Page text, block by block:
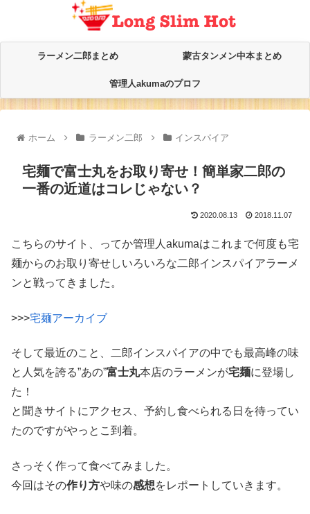
ラーメン二郎まとめ 蒙古タンメン中本まとめ
管理人akumaのプロフ
ホーム ラーメン二郎 インスパイア
宅麺で富士丸をお取り寄せ！簡単家二郎の
一番の近道はコレじゃない？
2020.08.13 2018.11.07
こちらのサイト、ってか管理人akumaはこれまで何度も宅
麺からのお取り寄せしいろいろな二郎インスパイアラーメ
ンと戦ってきました。
>>>宅麺アーカイブ
そして最近のこと、二郎インスパイアの中でも最高峰の味
と人気を誇る”あの”富士丸本店のラーメンが宅麺に登場し
た！
と聞きサイトにアクセス、予約し食べられる日を待ってい
たのですがやっとこ到着。
さっそく作って食べてみました。
今回はその作り方や味の感想をレポートしていきます。